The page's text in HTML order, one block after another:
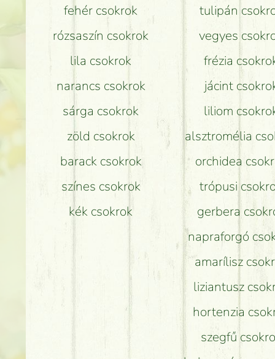
fehér csokrok
rózsaszín csokrok
lila csokrok
narancs csokrok
sárga csokrok
zöld csokrok
barack csokrok
színes csokrok
kék csokrok
tulipán
vegyes
frézia
jácint
liliom
alsztromélia
orchidea
trópusi
gerbera
napraforgó
amarílisz
liziantusz
hortenzia
szegfű